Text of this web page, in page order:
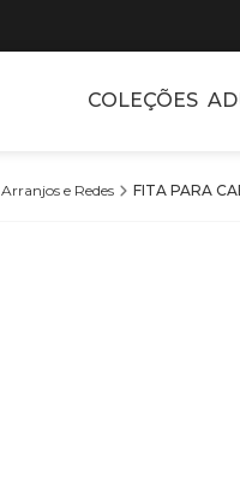
COLEÇÕES
Arranjos e Redes FITA PARA